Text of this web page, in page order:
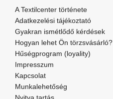
A Textilcenter története
Adatkezelési tájékoztató
Gyakran ismétlődő kérdések
Hogyan lehet Ön törzsvásárló?
Hűségprogram (loyality)
Impresszum
Kapcsolat
Munkalehetőség